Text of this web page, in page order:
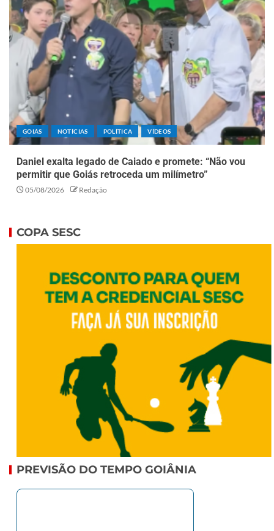
GOIÁS NOTÍCIAS POLÍTICA VÍDEOS
Daniel exalta legado de Caiado e promete: “Não vou
permitir que Goiás retroceda um milímetro”
05/08/2026 Redação
COPA SESC
PREVISÃO DO TEMPO GOIÂNIA